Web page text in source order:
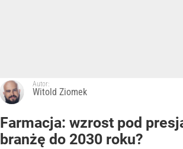
Autor:
Witold Ziomek
Farmacja: wzrost pod
branżę do 2030 roku?